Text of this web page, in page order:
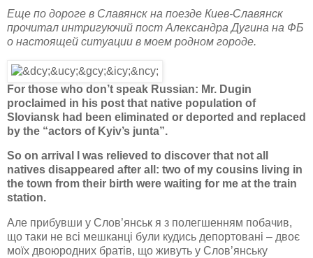
Еще по дороге в Славянск на поезде Киев-Славянск
прочитал интригуючий пост Александра Дугина на ФБ
о настоящей ситуации в моем родном городе.
For those who don’t speak Russian: Mr. Dugin
proclaimed in his post that native population of
Sloviansk had been eliminated or deported and replaced
by the “actors of Kyiv’s junta”.
So on arrival I was relieved to discover that not all
natives disappeared after all: two of my cousins living in
the town from their birth were waiting for me at the train
station.
Але прибувши у Слов’янськ я з полегшенням побачив,
що таки не всі мешканці були кудись депортовані – двоє
моїх двоюродних братів, що живуть у Слов’янську